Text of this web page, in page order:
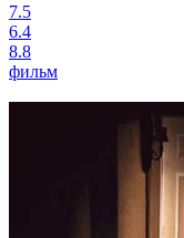
7.5
6.4
8.8
фильм